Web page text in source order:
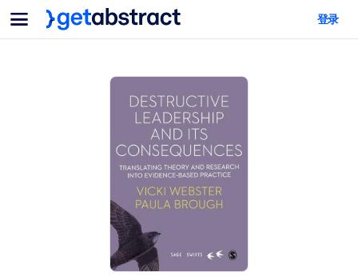
菜单
面向团队与管理者
为您的员工配备关键的人工智能技能。
帮助您的管理者为未来的工作时代做好准备。
让团队更轻松地共同学习、解决实际问题并更快采取行动。
技能提升与重塑
培养您的员工应对未来挑战所需的技能。
面向人工智能系统
登录